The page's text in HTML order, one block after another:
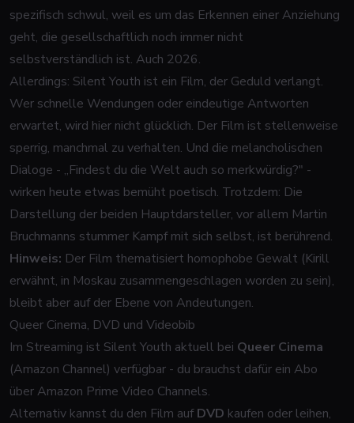
spezifisch schwul, weil es um das Erkennen einer Anziehung
geht, die gesellschaftlich noch immer nicht
selbstverständlich ist. Auch 2026.
Allerdings: Silent Youth ist ein Film, der Geduld verlangt.
Wer schnelle Wendungen oder eindeutige Antworten
erwartet, wird hier nicht glücklich. Der Film ist stellenweise
sperrig, manchmal zu verhalten. Und die melancholischen
Dialoge - „Findest du die Welt auch so merkwürdig?" -
wirken heute etwas bemüht poetisch. Trotzdem: Die
Darstellung der beiden Hauptdarsteller, vor allem Martin
Bruchmanns stummer Kampf mit sich selbst, ist berührend.
Hinweis: Der Film thematisiert homophobe Gewalt (Kirill
erwähnt, in Moskau zusammengeschlagen worden zu sein),
bleibt aber auf der Ebene von Andeutungen.
Queer Cinema, DVD und Videobib
Im Streaming ist Silent Youth aktuell bei Queer Cinema
(Amazon Channel) verfügbar - du brauchst dafür ein Abo
über Amazon Prime Video Channels.
Alternativ kannst du den Film aufDVD kaufen oder leihen,